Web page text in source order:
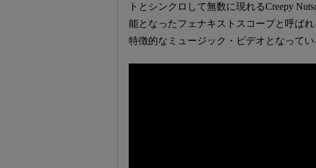
トとシンクロして無数に現れるCreepy
能となったフェナキストスコープと呼ば
特徴的なミュージック・ビデオとなってい